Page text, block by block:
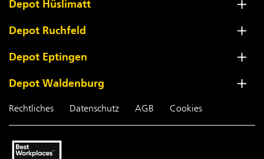
Depot Hüslimatt
Depot Ruchfeld
Depot Eptingen
Depot Waldenburg
Rechtliches Datenschutz AGB Cookies